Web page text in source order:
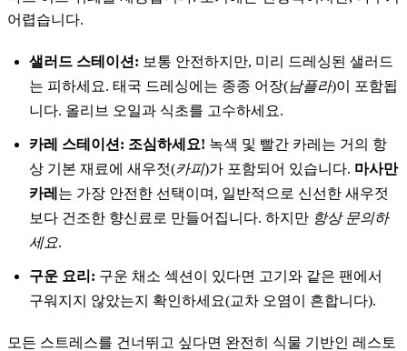
어렵습니다.
샐러드 스테이션: 보통 안전하지만, 미리 드레싱된 샐러드
는 피하세요. 태국 드레싱에는 종종 어장(남플라)이 포함됩
니다. 올리브 오일과 식초를 고수하세요.
카레 스테이션: 조심하세요! 녹색 및 빨간 카레는 거의 항
상 기본 재료에 새우젓(카피)가 포함되어 있습니다. 마사만
카레 는 가장 안전한 선택이며, 일반적으로 신선한 새우젓
보다 건조한 향신료로 만들어집니다. 하지만 항상 문의하
세요.
구운 요리: 구운 채소 섹션이 있다면 고기와 같은 팬에서
구워지지 않았는지 확인하세요(교차 오염이 흔합니다).
모든 스트레스를 건너뛰고 싶다면 완전히 식물 기반인 레스토